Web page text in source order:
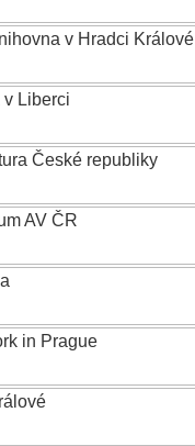
v Hradci Králové
v Liberci
České republiky
AV ČR
in Prague